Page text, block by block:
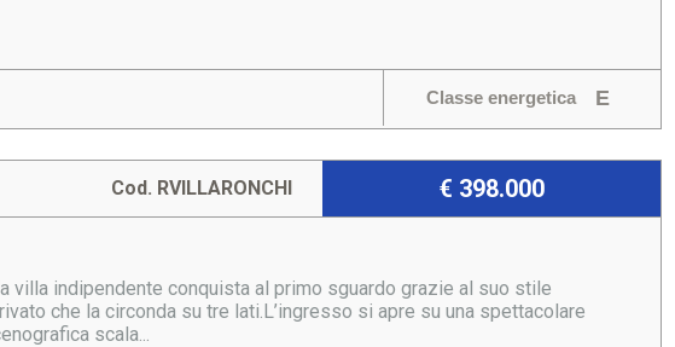
Classe energetica E
€ 398.000
Cod. RVILLARONCHI
villa indipendente conquista al primo sguardo grazie al suo stile
che la circonda su tre lati.L’ingresso si apre su una spettacolare
scala...